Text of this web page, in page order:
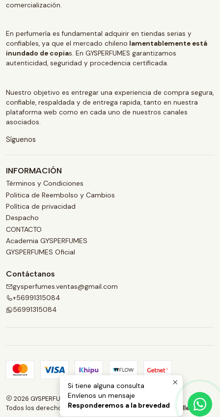
comercialización.
En perfumería es fundamental adquirir en tiendas serias y
confiables, ya que el mercado chileno lamentablemente está
inundado de copias. En GYSPERFUMES garantizamos
autenticidad, seguridad y procedencia certificada.
Nuestro objetivo es entregar una experiencia de compra segura,
confiable, respaldada y de entrega rapida, tanto en nuestra
plataforma web como en cada uno de nuestros canales
asociados.
Síguenos
INFORMACIÓN
Términos y Condiciones
Politica de Reembolso y Cambios
Política de privacidad
Despacho
CONTACTO
Academia GYSPERFUMES
GYSPERFUMES Oficial
Contáctanos
gysperfumes.ventas@gmail.com
+56991315084
56991315084
2026 GYSPERFUMES.
Todos los derechos reservados.Desarrollado por Jumpseller
Si tiene alguna consulta
Envíenos un mensaje
Responderemos a la brevedad